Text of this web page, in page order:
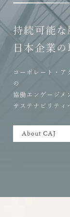
持続可能な
日本企業
コーポレート・ア
の
協働エンゲージメ
サステナビリティ
About CAJ